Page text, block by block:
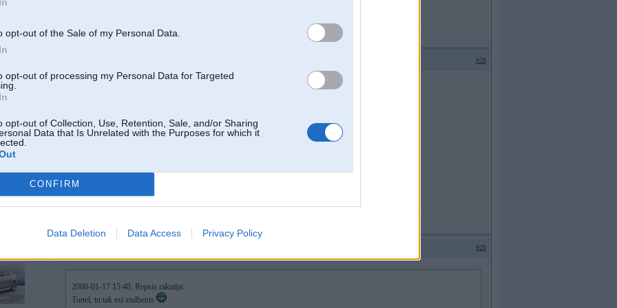
opt-out of the Sale of my Personal Data.
opt-out of processing my Personal Data for Targeted
opt-out of Collection, Use, Retention, Sale, and/or Sharing
Data that Is Unrelated with the Purposes for which it
CONFIRM
Data Deletion Data Access Privacy Policy
#28
Gran
Ar parejo neshaubos, ka viss ok
-----------------
Patiesība mūsdienās tiek uzskatīta par naida runu.
Чей Венесуэла?
#29
2008-01-17 15:48, Repsis rakstīja:
Tunel, tu tak esi stulbenis